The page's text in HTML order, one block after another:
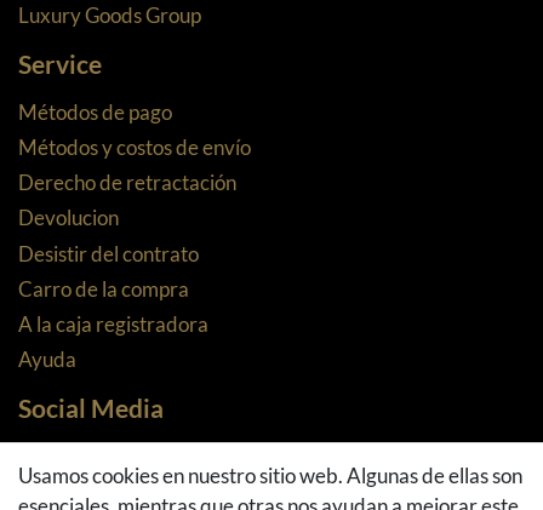
Luxury Goods Group
Service
Métodos de pago
Métodos y costos de envío
Derecho de retractación
Devolucion
Desistir del contrato
Carro de la compra
A la caja registradora
Ayuda
Social Media
Instagram
Usamos cookies en nuestro sitio web. Algunas de ellas son